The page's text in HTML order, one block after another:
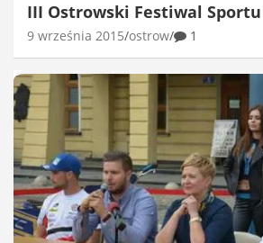
III Ostrowski Festiwal Sportu
9 września 2015 ostrow 1